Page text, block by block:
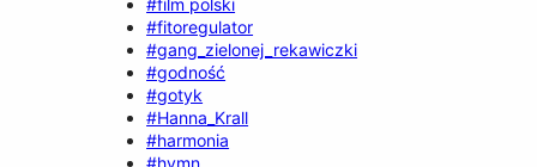
#fitoregulator
#gang_zielonej_rekawiczki
#godność
#gotyk
#Hanna_Krall
#harmonia
#hymn